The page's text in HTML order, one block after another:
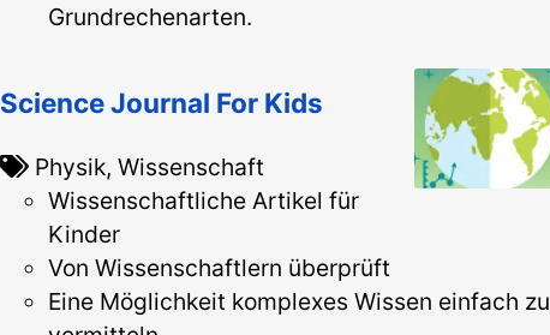
Grundrechenarten.
Science Journal For Kids
Physik, Wissenschaft
Wissenschaftliche Artikel für
Kinder
Von Wissenschaftlern überprüft
Eine Möglichkeit komplexes Wissen einfach zu